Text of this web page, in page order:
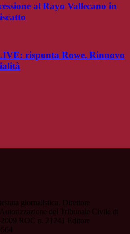
al Rayo Vallecano in
rispunta Rowe. Rinnovo
giornalistica. Direttore
del Tribunale Civile di
ROC n. 21241 Editore